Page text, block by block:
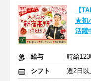
【
★初
活躍
給与
時給
シフト